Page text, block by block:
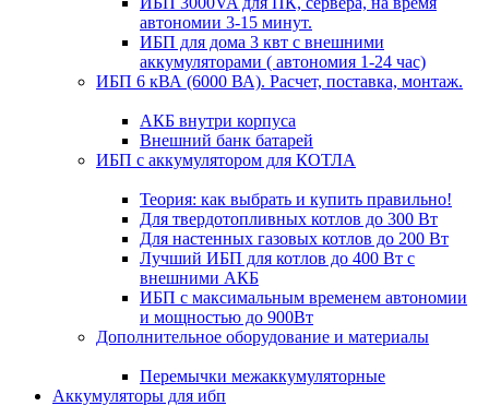
автономии 3-15 минут.
ИБП для дома 3 квт с внешними
аккумуляторами ( автономия 1-24 час)
ИБП 6 кВА (6000 ВА). Расчет, поставка, монтаж.
АКБ внутри корпуса
Внешний банк батарей
ИБП с аккумулятором для КОТЛА
Теория: как выбрать и купить правильно!
Для твердотопливных котлов до 300 Вт
Для настенных газовых котлов до 200 Вт
Лучший ИБП для котлов до 400 Вт с
внешними АКБ
ИБП с максимальным временем автономии
и мощностью до 900Вт
Дополнительное оборудование и материалы
Перемычки межаккумуляторные
Аккумуляторы для ибп